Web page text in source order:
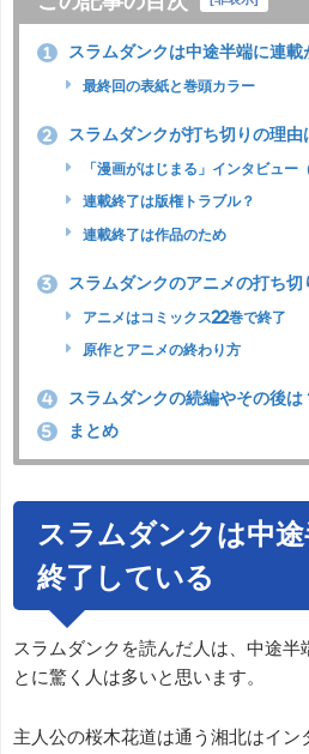
1 スラムダンクは中途半端に連載
最終回の表紙と巻頭カラー
2 スラムダンクが打ち切りの理由
「漫画がはじまる」インタビュー
連載終了は版権トラブル？
連載終了は作品のため
3 スラムダンクのアニメの打ち切
アニメはコミックス22巻で終了
原作とアニメの終わり方
4 スラムダンクの続編やその後は
5 まとめ
スラムダンクは中
終了している
スラムダンクを読んだ人は、中途半
とに驚く人は多いと思います。
主人公の桜木花道は通う湘北はイ